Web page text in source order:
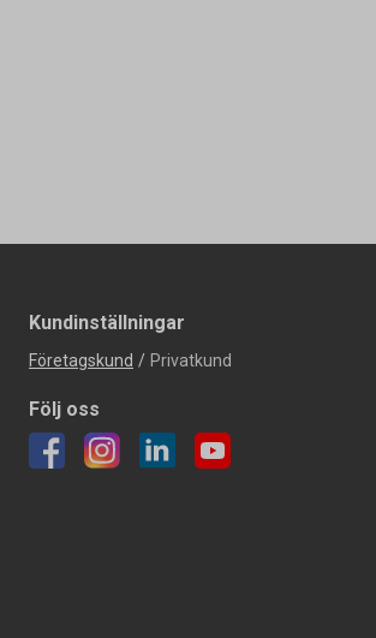
Kundinställningar
Företagskund / Privatkund
Följ oss